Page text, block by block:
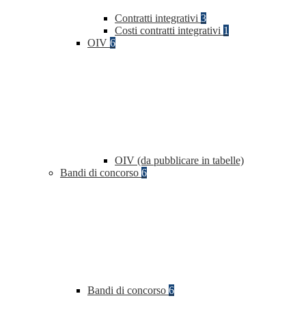
Contratti integrativi 3
Costi contratti integrativi 1
OIV 6
OIV (da pubblicare in tabelle)
Bandi di concorso 6
Bandi di concorso 6